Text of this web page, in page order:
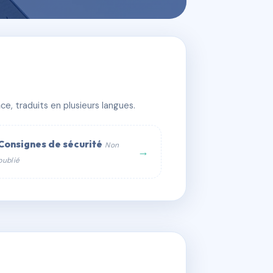
traduits en plusieurs langues.
de sécurité Non
→